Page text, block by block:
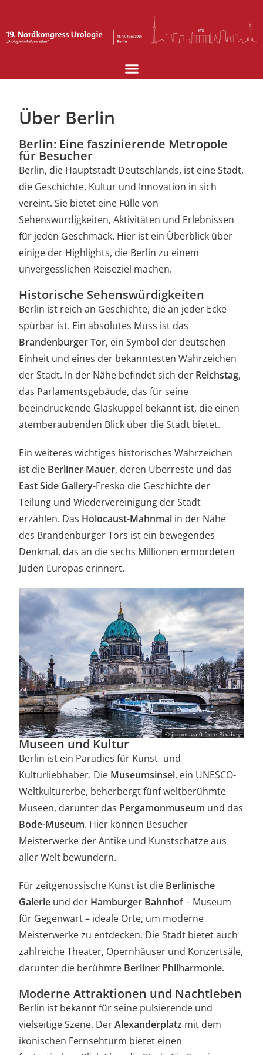
Über Berlin
Berlin: Eine faszinierende Metropole
für Besucher
Berlin, die Hauptstadt Deutschlands, ist eine Stadt,
die Geschichte, Kultur und Innovation in sich
vereint. Sie bietet eine Fülle von
Sehenswürdigkeiten, Aktivitäten und Erlebnissen
für jeden Geschmack. Hier ist ein Überblick über
einige der Highlights, die Berlin zu einem
unvergesslichen Reiseziel machen.
Historische Sehenswürdigkeiten
Berlin ist reich an Geschichte, die an jeder Ecke
spürbar ist. Ein absolutes Muss ist das
Brandenburger Tor, ein Symbol der deutschen
Einheit und eines der bekanntesten Wahrzeichen
der Stadt. In der Nähe befindet sich der Reichstag,
das Parlamentsgebäude, das für seine
beeindruckende Glaskuppel bekannt ist, die einen
atemberaubenden Blick über die Stadt bietet.
Ein weiteres wichtiges historisches Wahrzeichen
ist die Berliner Mauer, deren Überreste und das
East Side Gallery-Fresko die Geschichte der
Teilung und Wiedervereinigung der Stadt
erzählen. Das Holocaust-Mahnmal in der Nähe
des Brandenburger Tors ist ein bewegendes
Denkmal, das an die sechs Millionen ermordeten
Juden Europas erinnert.
© jiriposival0 from Pixabay
Museen und Kultur
Berlin ist ein Paradies für Kunst- und
Kulturliebhaber. Die Museumsinsel, ein UNESCO-
Weltkulturerbe, beherbergt fünf weltberühmte
Museen, darunter das Pergamonmuseum und das
Bode-Museum. Hier können Besucher
Meisterwerke der Antike und Kunstschätze aus
aller Welt bewundern.
Für zeitgenössische Kunst ist die Berlinische
Galerie und der Hamburger Bahnhof– Museum
für Gegenwart – ideale Orte, um moderne
Meisterwerke zu entdecken. Die Stadt bietet auch
zahlreiche Theater, Opernhäuser und Konzertsäle,
darunter die berühmte Berliner Philharmonie.
Moderne Attraktionen und Nachtleben
Berlin ist bekannt für seine pulsierende und
vielseitige Szene. DerAlexanderplatz mit dem
ikonischen Fernsehturm bietet einen